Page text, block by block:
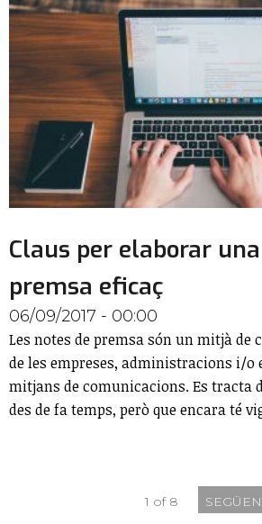
Claus per elaborar
premsa eficaç
06/09/2017 - 00:00
Les notes de premsa són un mitjà de
de les empreses, administracions i/o
mitjans de comunicacions. Es tracta
des de fa temps, però que encara té
1 of 8